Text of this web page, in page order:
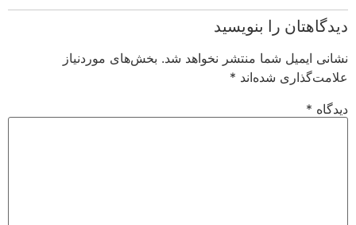
دیدگاهتان را بنویسید
نشانی ایمیل شما منتشر نخواهد شد. بخش‌های موردنیاز
علامت‌گذاری شده‌اند*
دیدگاه*